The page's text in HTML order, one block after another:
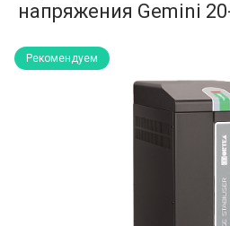
напряжения Gemini
Рекомендуем